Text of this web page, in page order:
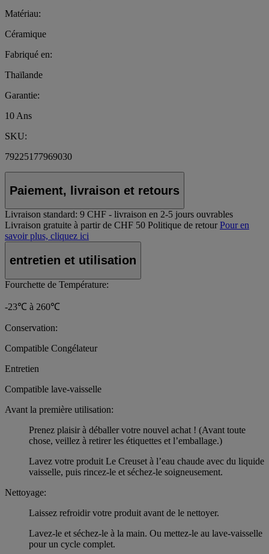
Matériau:
Céramique
Fabriqué en:
Thaïlande
Garantie:
10 Ans
SKU:
79225177969030
Paiement, livraison et retours
Livraison standard: 9 CHF - livraison en 2-5 jours ouvrables
Livraison gratuite à partir de CHF 50 Politique de retour Pour en
savoir plus, cliquez ici
entretien et utilisation
Fourchette de Température:
-23℃ à 260℃
Conservation:
Compatible Congélateur
Entretien
Compatible lave-vaisselle
Avant la première utilisation:
Prenez plaisir à déballer votre nouvel achat ! (Avant toute
chose, veillez à retirer les étiquettes et l’emballage.)
Lavez votre produit Le Creuset à l’eau chaude avec du liquide
vaisselle, puis rincez-le et séchez-le soigneusement.
Nettoyage:
Laissez refroidir votre produit avant de le nettoyer.
Lavez-le et séchez-le à la main. Ou mettez-le au lave-vaisselle
pour un cycle complet.